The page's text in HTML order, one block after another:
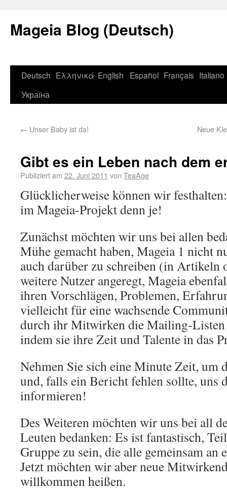
Mageia Blog (Deutsch)
Deutsch Ελληνικά English Español Français Italiano
Україна
← Unser Baby ist da! Neue
Gibt es ein Leben nach dem
Publiziert am 22. Juni 2011 von TeaAge
Glücklicherweise können wir
im Mageia-Projekt denn je!
Zunächst möchten wir uns bei allen
Mühe gemacht haben, Mageia 1 nicht
auch darüber zu schreiben (in Artikeln
weitere Nutzer angeregt, Mageia
ihren Vorschlägen, Problemen,
vielleicht für eine wachsende
durch ihr Mitwirken die Mailing-Listen
indem sie ihre Zeit und Talente in das
Nehmen Sie sich eine Minute Zeit, um
und, falls ein Bericht fehlen sollte, uns
informieren!
Des Weiteren möchten wir uns bei all
Leuten bedanken: Es ist fantastisch,
Gruppe zu sein, die alle gemeinsam an
Jetzt möchten wir aber neue
willkommen heißen.